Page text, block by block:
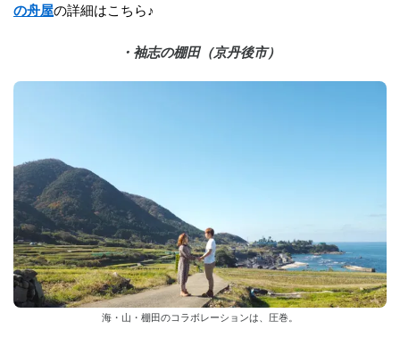
の舟屋の詳細はこちら♪
・袖志の棚田（京丹後市）
海・山・棚田のコラボレーションは、圧巻。